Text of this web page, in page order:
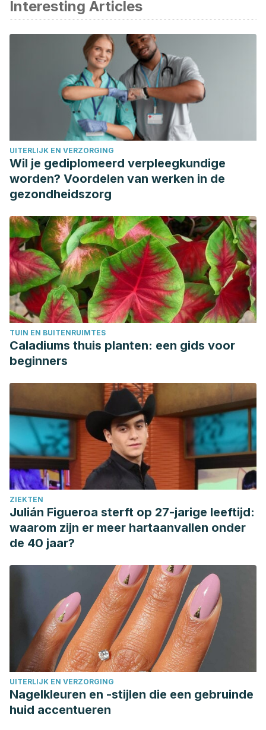
Caballero-Gutiérrez Lidia, Gonzáles Gustavo F. Alimentos
con efecto anti-inflamatorio. Acta méd. peruana [Internet].
2016 Ene [citado 2018 Dic 07] ; 33( 1 ): 50-64.
http://www.scielo.org.pe/scielo.php?
script=sci_arttext&;pid=S1728-
59172016000100009&lng=es.
Ordoñez-Gómez, E.S, Reátegui-Díaz, D, & Villanueva-
Tiburcio, J.E. (2018). Polifenoles totales y capacidad
antioxidante en cáscara y hojas de doce cítricos.Scientia
Agropecuaria,9(1), 113-
121.
https://dx.doi.org/10.17268/sci.agropecu.2018.01.12
Ruchi Badoni Semwal, Deepak Kumar Semwal, Sandra
Gingerols and shogaols: Important nutraceutical principles
from ginger, Phytochemistry, Volume 117, 2015, Pages 554-
568, ISSN 0031-9422,
https://doi.org/10.1016/j.phytochem.2015.07.012.
(http://www.sciencedirect.com/science/article/pii/
Benzie IFF, Wachtel-Galor S, editors., Bode, A. M., & Dong,
Z. (2011). Herbal Medicine: Biomolecular and Clinical
Aspects. 2nd edition.The Amazing and Mighty Ginger.
chapter 7 the amazing and mighty ginger. In Herbal
O’Neil, C. E., Nicklas, T. A., Rampersaud, G. C., & Fulgoni, V.
L. (2012). 100% Orange juice consumption is associated
with better diet quality, improved nutrient adequacy,
decreased risk for obesity, and improved biomarkers of
health in adults: National Health and Nutrition Examination
Survey, 2003-2006. Nutrition Journal.
https://doi.org/10.1186/1475-2891-11-107
Boyer, J., & Liu, R. H. (2004). Apple phytochemicals and
their health benefits. Nutrition Journal.
https://doi.org/10.1186/1475-2891-3-5
Interesting Articles
UITERLIJK EN VERZORGING
Wil je gediplomeerd verpleegkundige
worden? Voordelen van werken in de
gezondheidszorg
TUIN EN BUITENRUIMTES
Caladiums thuis planten: een gids voor
beginners
ZIEKTEN
Julián Figueroa sterft op 27-jarige leeftijd:
waarom zijn er meer hartaanvallen onder
de 40 jaar?
UITERLIJK EN VERZORGING
Nagelkleuren en -stijlen die een gebruinde
huid accentueren